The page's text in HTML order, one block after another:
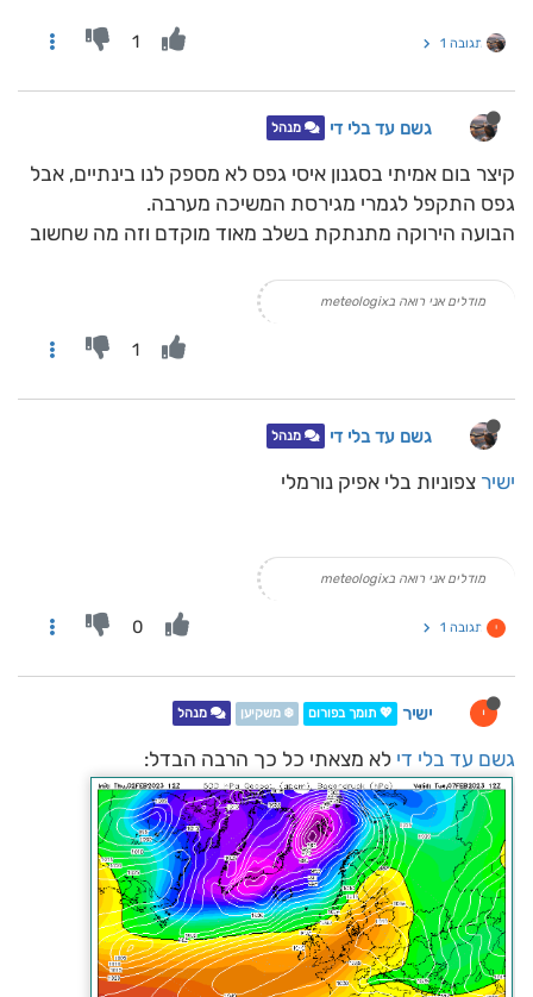
תגובה 1 1
גשם עד בלי די מנהל
קיצר בום אמיתי בסגנון איסי גפס לא מספק לנו בינתיים, אבל
גפס התקפל לגמרי מגירסת המשיכה מערבה.
הבועה הירוקה מתנתקת בשלב מאוד מוקדם וזה מה שחשוב
מודלים אני רואה בmeteologix
1
גשם עד בלי די מנהל
ישיר צפוניות בלי אפיק נורמלי
מודלים אני רואה בmeteologix
י תגובה 1 0
י ישיר 💖 תומך בפורום ❄️ משקיען מנהל
גשם עד בלי די לא מצאתי כל כך הרבה הבדל: